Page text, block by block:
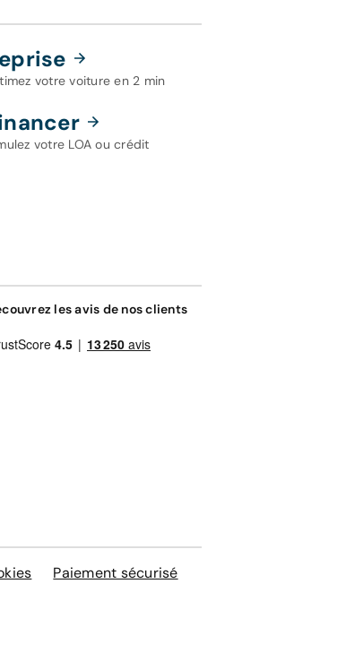
votre voiture en 2 min
votre LOA ou crédit
les avis de nos clients
Paiement sécurisé